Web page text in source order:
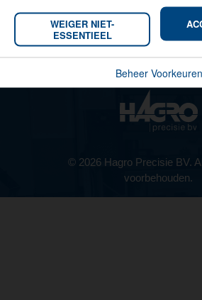
Volg Hagro op
© 2026 Hagro Precisie BV.
voorbehouden.
WEIGER NIET-
ESSENTIEEL
Beheer Voorkeuren